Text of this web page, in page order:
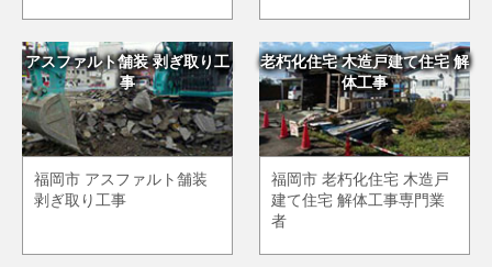
アスファルト舗装 剥ぎ取り工
事
福岡市 アスファルト舗装
剥ぎ取り工事
老朽化住宅 木造戸建て住宅 解
体工事
福岡市 老朽化住宅 木造戸
建て住宅 解体工事専門業
者